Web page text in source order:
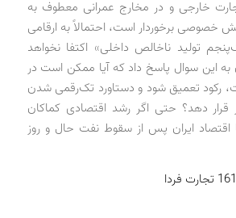
خارجی و در مخارج عمرانی معطوف به
خصوصی برخوردار است، احتمالاً به ارقامی
تولید ناخالص داخلی» اکتفا نخواهد
این سوال پاسخ داد که آیا ممکن است در
تعمیق شود و دستاورد تک‌رقمی شدن
قرار دهد؟ حتی اگر رشد اقتصادی کماکان
اقتصاد ایران پس از سقوط نفت حال ‌و روز